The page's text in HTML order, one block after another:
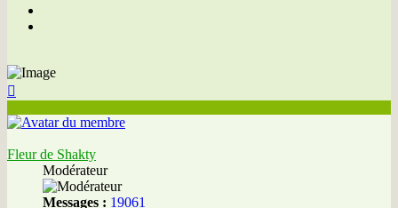
Fleur de Shakty
Modérateur
Messages : 19061